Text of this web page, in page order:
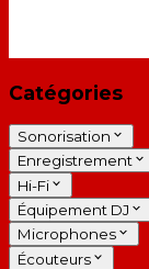
Catégories
Sonorisation
Enregistrement
Hi-Fi
Équipement DJ
Microphones
Écouteurs